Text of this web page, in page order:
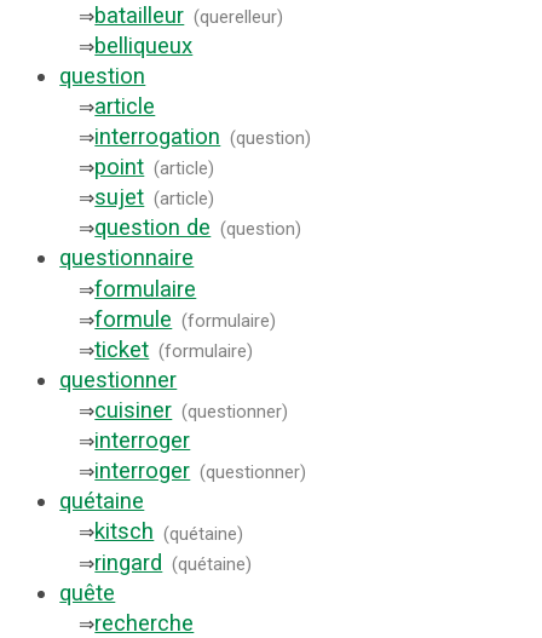
⇒batailleur (querelleur)
⇒belliqueux
question
⇒article
⇒interrogation (question)
⇒point (article)
⇒sujet (article)
⇒question de (question)
questionnaire
⇒formulaire
⇒formule (formulaire)
⇒ticket (formulaire)
questionner
⇒cuisiner (questionner)
⇒interroger
⇒interroger (questionner)
quétaine
⇒kitsch (quétaine)
⇒ringard (quétaine)
quête
⇒recherche